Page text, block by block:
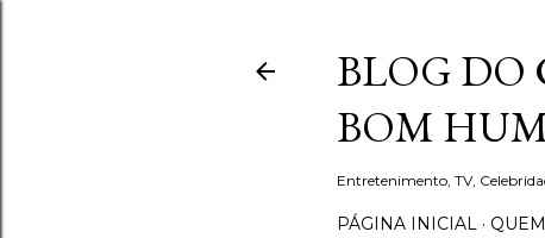
BLOG DO
BOM
Entretenimento, TV,
PÁGINA INICIAL